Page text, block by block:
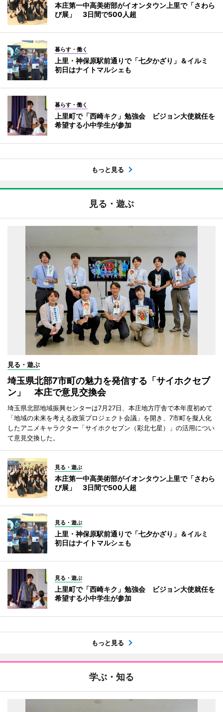
本庄第一中高美術部がイオンタウン上里で「さわら
び展」 3日間で500人超
暮らす・働く
上里・神保原駅前通りで「七夕かざり」＆イルミ
初日はナイトマルシェも
暮らす・働く
上里町で「西崎キク」勉強会 ビジョン大使就任を
希望する小中学生が参加
もっと見る
見る・遊ぶ
見る・遊ぶ
埼玉県北部7市町の魅力を発信する「サイホクセブ
ン」 本庄で意見交換会
埼玉県北部地域振興センターは7月27日、本庄地方庁舎で本年度初めて
「地域の未来を考える政策プロジェクト会議」を開き、7市町を擬人化
したアニメキャラクター「サイホクセブン（彩北七星）」の活用につい
て意見交換した。
見る・遊ぶ
本庄第一中高美術部がイオンタウン上里で「さわら
び展」 3日間で500人超
見る・遊ぶ
上里・神保原駅前通りで「七夕かざり」＆イルミ
初日はナイトマルシェも
見る・遊ぶ
上里町で「西崎キク」勉強会 ビジョン大使就任を
希望する小中学生が参加
もっと見る
学ぶ・知る